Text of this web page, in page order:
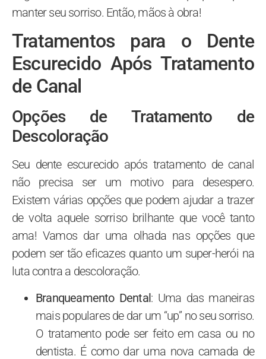
manter seu sorriso. Então, mãos à obra!
Tratamentos para o Dente
Escurecido Após Tratamento
de Canal
Opções de Tratamento de
Descoloração
Seu dente escurecido após tratamento de canal
não precisa ser um motivo para desespero.
Existem várias opções que podem ajudar a trazer
de volta aquele sorriso brilhante que você tanto
ama! Vamos dar uma olhada nas opções que
podem ser tão eficazes quanto um super-herói na
luta contra a descoloração.
Branqueamento Dental: Uma das maneiras
mais populares de dar um “up” no seu sorriso.
O tratamento pode ser feito em casa ou no
dentista. É como dar uma nova camada de